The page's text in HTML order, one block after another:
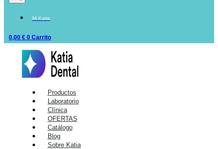
Mi Katia
0,00 € 0 Carrito
Productos
Laboratorio
Clínica
OFERTAS
Catálogo
Blog
Sobre Katia